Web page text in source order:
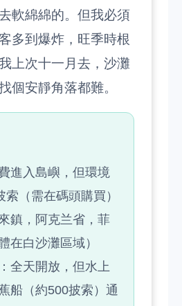
軟綿綿的。但我必須
多到爆炸，旺季時根
上次十一月去，沙灘
個安靜角落都難。
進入島嶼，但環境
索（需在碼頭購買）
鎮，阿克兰省，菲
在白沙灘區域）
全天開放，但水上
船（約500披索）通